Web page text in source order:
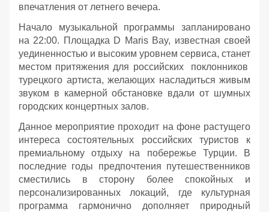
впечатления от летнего вечера.
Начало музыкальной программы запланировано
на 22:00. Площадка D Maris Bay, известная своей
уединенностью и высоким уровнем сервиса, станет
местом притяжения для российских поклонников
турецкого артиста, желающих насладиться живым
звуком в камерной обстановке вдали от шумных
городских концертных залов.
Данное мероприятие проходит на фоне растущего
интереса состоятельных российских туристов к
премиальному отдыху на побережье Турции. В
последние годы предпочтения путешественников
сместились в сторону более спокойных и
персонализированных локаций, где культурная
программа гармонично дополняет природный